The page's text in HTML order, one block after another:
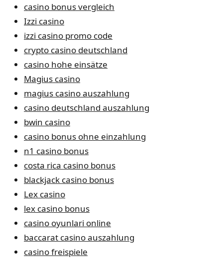
casino bonus vergleich
Izzi casino
izzi casino promo code
crypto casino deutschland
casino hohe einsätze
Magius casino
magius casino auszahlung
casino deutschland auszahlung
bwin casino
casino bonus ohne einzahlung
n1 casino bonus
costa rica casino bonus
blackjack casino bonus
Lex casino
lex casino bonus
casino oyunlari online
baccarat casino auszahlung
casino freispiele